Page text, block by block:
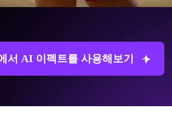
서 AI 이펙트를 사용해보기